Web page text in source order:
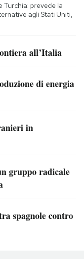
Turchia: prevede la
agli Stati Uniti,
all’Italia
di energia
in
gruppo radicale
spagnole contro